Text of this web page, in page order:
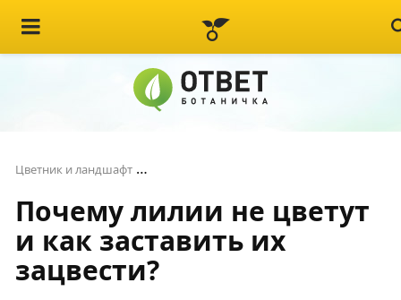
Цветник и ландшафт
Почему лилии не цветут
и как заставить их
зацвести?